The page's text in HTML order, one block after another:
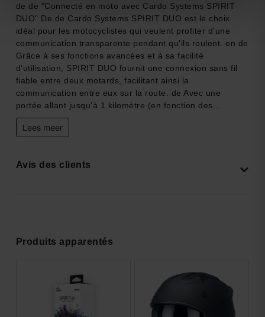
de de "Connecté en moto avec Cardo Systems SPIRIT
DUO" De de Cardo Systems SPIRIT DUO est le choix
idéal pour les motocyclistes qui veulent profiter d'une
communication transparente pendant qu'ils roulent. en de
Grâce à ses fonctions avancées et à sa facilité
d'utilisation, SPIRIT DUO fournit une connexion sans fil
fiable entre deux motards, facilitant ainsi la
communication entre eux sur la route. de Avec une
portée allant jusqu'à 1 kilomètre (en fonction des...
Lees meer
Avis des clients
Produits apparentés